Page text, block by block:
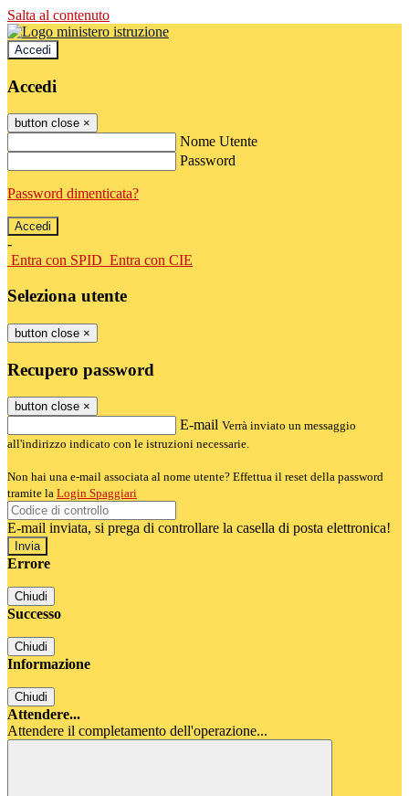
Salta al contenuto
Accedi
Accedi
button close ×
Nome Utente
Password
Password dimenticata?
-
Entra con SPID Entra con CIE
Seleziona utente
button close ×
Recupero password
button close ×
E-mail Verrà inviato un messaggio
all'indirizzo indicato con le istruzioni necessarie.
Non hai una e-mail associata al nome utente? Effettua il reset della password
tramite la Login Spaggiari
E-mail inviata, si prega di controllare la casella di posta elettronica!
Errore
Chiudi
Successo
Chiudi
Informazione
Chiudi
Attendere...
Attendere il completamento dell'operazione...